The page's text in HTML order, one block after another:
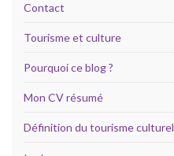
Contact
Tourisme et culture
Pourquoi ce blog ?
Mon CV résumé
Définition du tourisme culturel